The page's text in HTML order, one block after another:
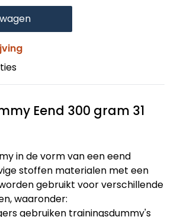
Eend 300 gram 31
in de vorm van een eend
stoffen materialen met een
gebruikt voor verschillende
waaronder:
gebruiken trainingsdummy's